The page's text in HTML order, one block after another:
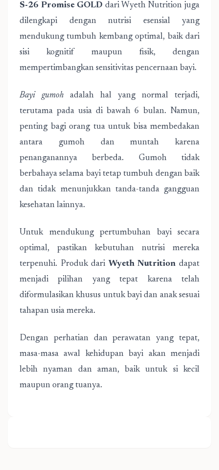
S-26 Promise GOLD dari Wyeth Nutrition juga
dilengkapi dengan nutrisi esensial yang
mendukung tumbuh kembang optimal, baik dari
sisi kognitif maupun fisik, dengan
mempertimbangkan sensitivitas pencernaan bayi.
Bayi gumoh adalah hal yang normal terjadi,
terutama pada usia di bawah 6 bulan. Namun,
penting bagi orang tua untuk bisa membedakan
antara gumoh dan muntah karena
penanganannya berbeda. Gumoh tidak
berbahaya selama bayi tetap tumbuh dengan baik
dan tidak menunjukkan tanda-tanda gangguan
kesehatan lainnya.
Untuk mendukung pertumbuhan bayi secara
optimal, pastikan kebutuhan nutrisi mereka
terpenuhi. Produk dari Wyeth Nutrition dapat
menjadi pilihan yang tepat karena telah
diformulasikan khusus untuk bayi dan anak sesuai
tahapan usia mereka.
Dengan perhatian dan perawatan yang tepat,
masa-masa awal kehidupan bayi akan menjadi
lebih nyaman dan aman, baik untuk si kecil
maupun orang tuanya.